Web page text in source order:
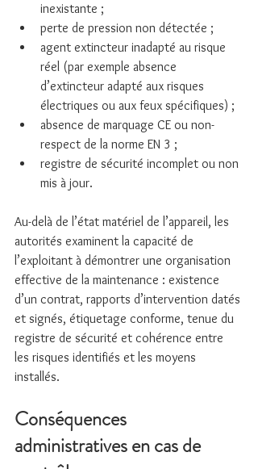
inexistante ;
perte de pression non détectée ;
agent extincteur inadapté au risque
réel (par exemple absence
d’extincteur adapté aux risques
électriques ou aux feux spécifiques) ;
absence de marquage CE ou non-
respect de la norme EN 3 ;
registre de sécurité incomplet ou non
mis à jour.
Au-delà de l’état matériel de l’appareil, les
autorités examinent la capacité de
l’exploitant à démontrer une organisation
effective de la maintenance : existence
d’un contrat, rapports d’intervention datés
et signés, étiquetage conforme, tenue du
registre de sécurité et cohérence entre
les risques identifiés et les moyens
installés.
Conséquences
administratives en cas de